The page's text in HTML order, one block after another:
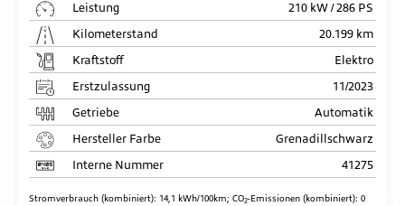
Leistung
210 kW / 286 PS
Kilometerstand
20.199 km
Kraftstoff
Elektro
Erstzulassung
11/2023
Getriebe
Automatik
Hersteller Farbe
Grenadillschwarz
Interne Nummer
41275
Stromverbrauch (kombiniert): 14,1 kWh/100km; CO2-Emissionen (kombiniert): 0